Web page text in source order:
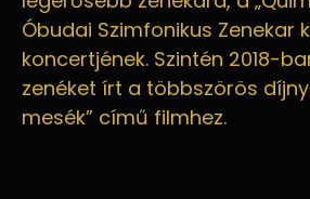
Óbudai Szimfonikus Zenekar
koncertjének. Szintén 2018-
zenéket írt a többszörös
mesék” című filmhez.